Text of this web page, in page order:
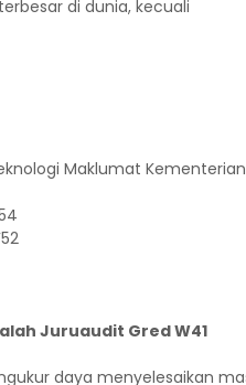
di dunia, kecuali
Maklumat
Juruaudit Gred W41
daya menyelesaikan